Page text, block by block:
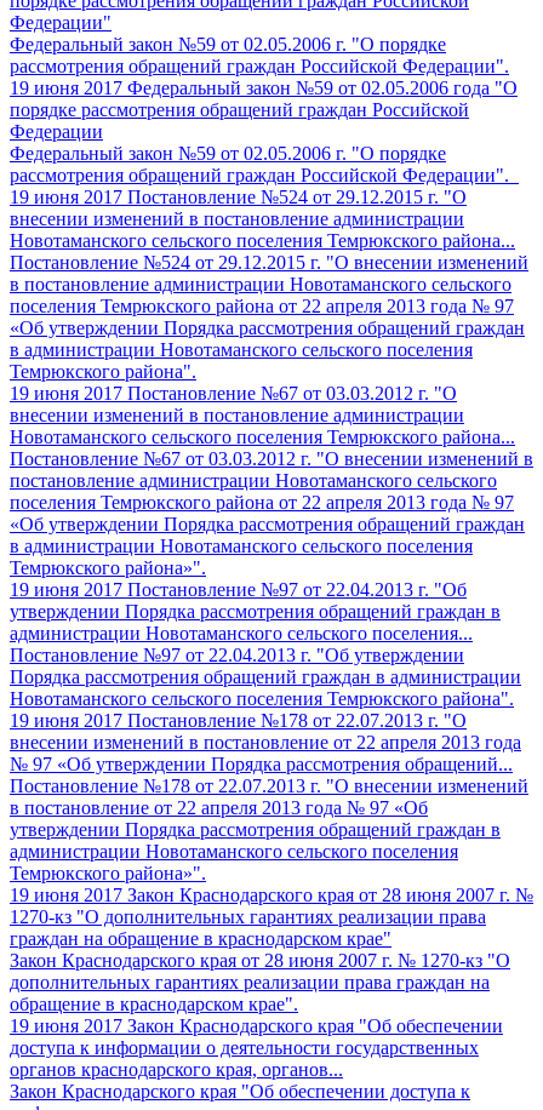
Федерации"
Федеральный закон №59 от 02.05.2006 г. "О порядке
рассмотрения обращений граждан Российской Федерации".
19 июня 2017 Федеральный закон №59 от 02.05.2006 года "О
порядке рассмотрения обращений граждан Российской
Федерации
Федеральный закон №59 от 02.05.2006 г. "О порядке
рассмотрения обращений граждан Российской Федерации".
19 июня 2017 Постановление №524 от 29.12.2015 г. "О
внесении изменений в постановление администрации
Новотаманского сельского поселения Темрюкского района...
Постановление №524 от 29.12.2015 г. "О внесении изменений
в постановление администрации Новотаманского сельского
поселения Темрюкского района от 22 апреля 2013 года № 97
«Об утверждении Порядка рассмотрения обращений граждан
в администрации Новотаманского сельского поселения
Темрюкского района".
19 июня 2017 Постановление №67 от 03.03.2012 г. "О
внесении изменений в постановление администрации
Новотаманского сельского поселения Темрюкского района...
Постановление №67 от 03.03.2012 г. "О внесении изменений в
постановление администрации Новотаманского сельского
поселения Темрюкского района от 22 апреля 2013 года № 97
«Об утверждении Порядка рассмотрения обращений граждан
в администрации Новотаманского сельского поселения
Темрюкского района»".
19 июня 2017 Постановление №97 от 22.04.2013 г. "Об
утверждении Порядка рассмотрения обращений граждан в
администрации Новотаманского сельского поселения...
Постановление №97 от 22.04.2013 г. "Об утверждении
Порядка рассмотрения обращений граждан в администрации
Новотаманского сельского поселения Темрюкского района".
19 июня 2017 Постановление №178 от 22.07.2013 г. "О
внесении изменений в постановление от 22 апреля 2013 года
№ 97 «Об утверждении Порядка рассмотрения обращений...
Постановление №178 от 22.07.2013 г. "О внесении изменений
в постановление от 22 апреля 2013 года № 97 «Об
утверждении Порядка рассмотрения обращений граждан в
администрации Новотаманского сельского поселения
Темрюкского района»".
19 июня 2017 Закон Краснодарского края от 28 июня 2007 г. №
1270-кз "О дополнительных гарантиях реализации права
граждан на обращение в краснодарском крае"
Закон Краснодарского края от 28 июня 2007 г. № 1270-кз "О
дополнительных гарантиях реализации права граждан на
обращение в краснодарском крае".
19 июня 2017 Закон Краснодарского края "Об обеспечении
доступа к информации о деятельности государственных
органов краснодарского края, органов...
Закон Краснодарского края "Об обеспечении доступа к